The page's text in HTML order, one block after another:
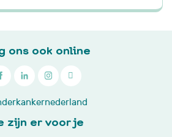
ons ook online

242
zijn er voor je